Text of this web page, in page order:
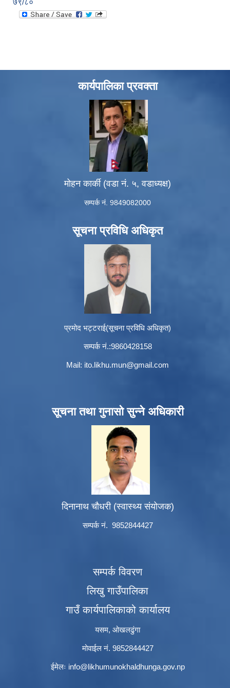
७९/८०
कार्यपालिका प्रवक्ता
मोहन कार्की (वडा नं. ५, वडाध्यक्ष)
सम्पर्क नं. 9849082000
सूचना प्रविधि अधिकृत
प्रमोद भट्टराई(सूचना प्रविधि अधिकृत)
सम्पर्क नं.:9860428158
Mail: ito.likhu.mun@gmail.com
सूचना तथा गुनासो सुन्ने अधिकारी
दिनानाथ चौधरी (स्वास्थ्य संयोजक)
सम्पर्क नं. 9852844427
सम्पर्क विवरण
लिखु गाउँपालिका
गाउँ कार्यपालिकाको कार्यालय
यसम, ओखलढुंगा
मोवाईल नं. 9852844427
ईमेलः info@likhumunokhaldhunga.gov.np